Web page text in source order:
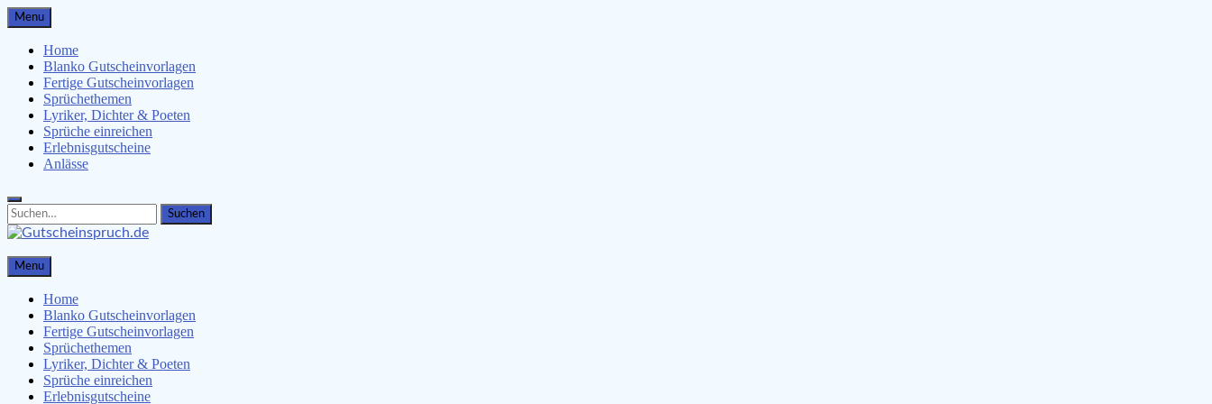
Skip
to
content
Menu
Home
Blanko Gutscheinvorlagen
Fertige Gutscheinvorlagen
Sprüchethemen
Lyriker, Dichter & Poeten
Sprüche einreichen
Erlebnisgutscheine
Anlässe
Search
for:
Search
Gutscheinspruch.de
Gutscheinsprüche & Gutscheinvorlagen finden
Menu
Home
Blanko Gutscheinvorlagen
Fertige Gutscheinvorlagen
Sprüchethemen
Lyriker, Dichter & Poeten
Sprüche einreichen
Erlebnisgutscheine